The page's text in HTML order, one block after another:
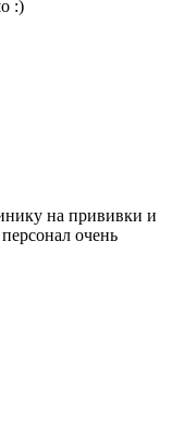
:)
на прививки и
очень